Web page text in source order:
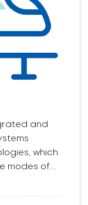
and
which
modes of...